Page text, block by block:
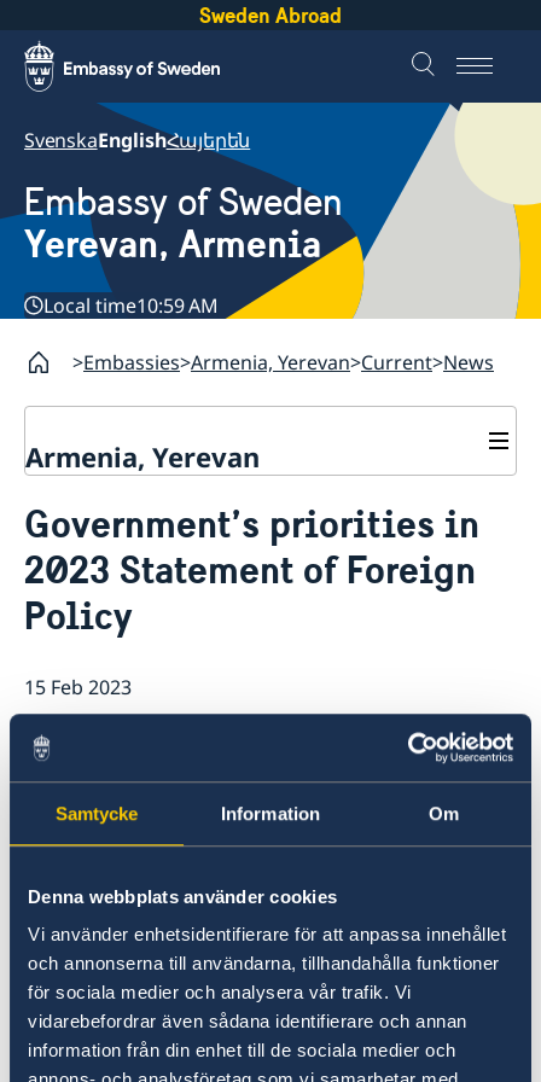
Samtycke Information Om
Denna webbplats använder cookies
Vi använder enhetsidentifierare för att anpassa innehållet
och annonserna till användarna, tillhandahålla funktioner
för sociala medier och analysera vår trafik. Vi
vidarebefordrar även sådana identifierare och annan
information från din enhet till de sociala medier och
Sweden Abroad
SvenskaEnglishՀայերեն
Embassy of Sweden
Yerevan, Armenia
Local time10:59 AM
Embassies Armenia, Yerevan Current News
Armenia, Yerevan
About us
Ambassador
Current
News
Government’s priorities in
2023 Statement of Foreign
Policy
15 Feb 2023
Minister for Foreign Affairs Tobias
Billström presented the Government’s
2023 Statement of Foreign Policy at
the parliamentary debate on foreign
affairs in the Riksdag today.